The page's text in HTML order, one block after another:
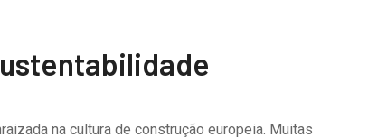
na cultura de construção europeia. Muitas